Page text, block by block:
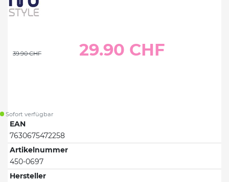
39.90 CHF 29.90 CHF
Sofort verfügbar
EAN
7630675472258
Artikelnummer
450-0697
Hersteller